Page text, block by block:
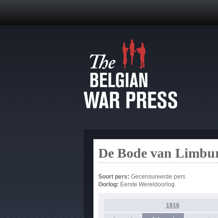
De Bode van
Soort pers: Gecensureerde pers
Oorlog: Eerste Wereldoorlog
1916